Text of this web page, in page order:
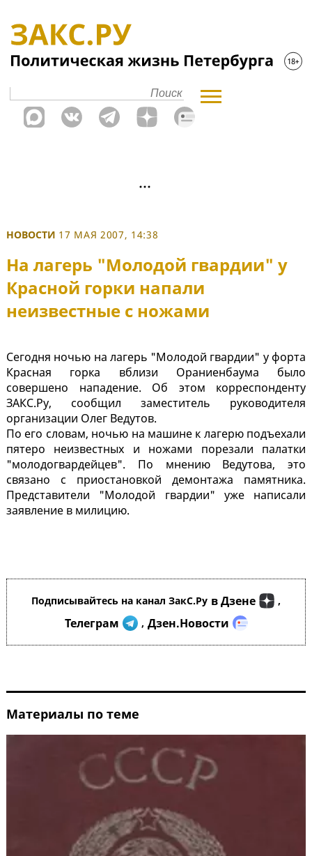
НОВОСТИ 17 МАЯ 2007, 14:38
На лагерь "Молодой гвардии" у
Красной горки напали
неизвестные с ножами
Сегодня ночью на лагерь "Молодой гвардии" у форта
Красная горка вблизи Ораниенбаума было
совершено нападение. Об этом корреспонденту
ЗАКС.Ру, сообщил заместитель руководителя
организации Олег Ведутов.
По его словам, ночью на машине к лагерю подъехали
пятеро неизвестных и ножами порезали палатки
"молодогвардейцев". По мнению Ведутова, это
связано с приостановкой демонтажа памятника.
Представители "Молодой гвардии" уже написали
заявление в милицию.
Подписывайтесь на канал ЗакС.Ру в Дзене ,
Телеграм , Дзен.Новости
Материалы по теме